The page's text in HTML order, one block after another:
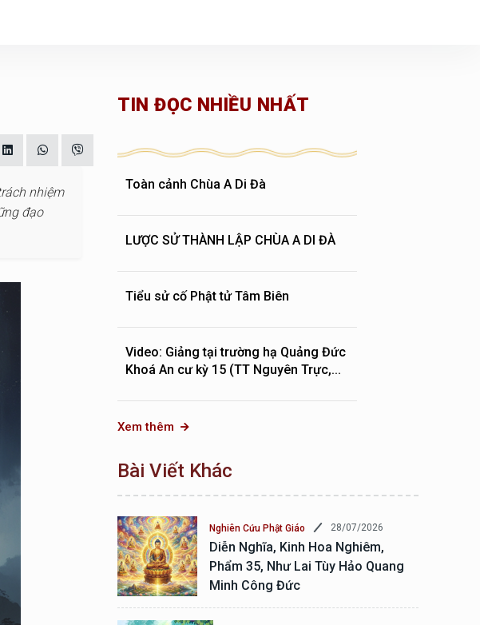
nhiệm
đạo
TIN ĐỌC NHIỀU NHẤT
Toàn cảnh Chùa A Di Đà
LƯỢC SỬ THÀNH LẬP CHÙA A DI ĐÀ
Tiểu sử cố Phật tử Tâm Biên
Video: Giảng tại trường hạ Quảng Đức
Khoá An cư kỳ 15 (TT Nguyên Trực,...
Xem thêm
Bài Viết Khác
Nghiên Cứu Phật Giáo 28/07/2026
Diễn Nghĩa, Kinh Hoa Nghiêm,
Phẩm 35, Như Lai Tùy Hảo Quang
Minh Công Đức